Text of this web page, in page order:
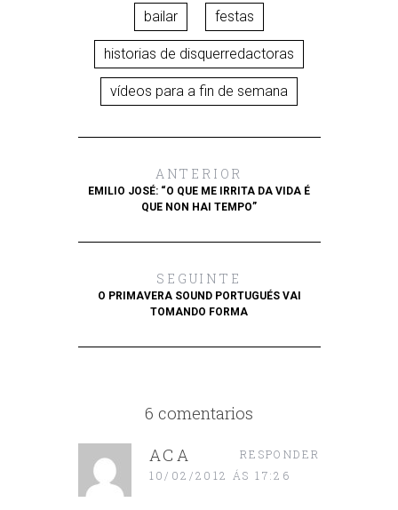
bailar festas
historias de disquerredactoras
vídeos para a fin de semana
ANTERIOR
EMILIO JOSÉ: “O QUE ME IRRITA DA VIDA É
QUE NON HAI TEMPO”
SEGUINTE
O PRIMAVERA SOUND PORTUGUÉS VAI
TOMANDO FORMA
6 comentarios
ACA
10/02/2012 ÁS 17:26
RESPONDER